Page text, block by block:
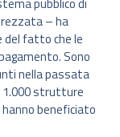
– ha
del fatto che le
Sono
nella passata
1.000 strutture
beneficiato